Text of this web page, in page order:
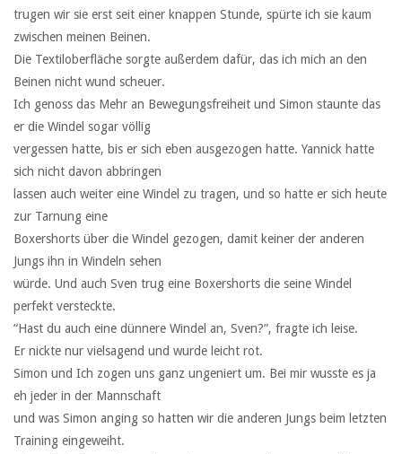
trugen wir sie erst seit einer knappen Stunde, spürte ich sie kaum
zwischen meinen Beinen.
Die Textiloberfläche sorgte außerdem dafür, das ich mich an den
Beinen nicht wund scheuer.
Ich genoss das Mehr an Bewegungsfreiheit und Simon staunte das
er die Windel sogar völlig
vergessen hatte, bis er sich eben ausgezogen hatte. Yannick hatte
sich nicht davon abbringen
lassen auch weiter eine Windel zu tragen, und so hatte er sich heute
zur Tarnung eine
Boxershorts über die Windel gezogen, damit keiner der anderen
Jungs ihn in Windeln sehen
würde. Und auch Sven trug eine Boxershorts die seine Windel
perfekt versteckte.
“Hast du auch eine dünnere Windel an, Sven?”, fragte ich leise.
Er nickte nur vielsagend und wurde leicht rot.
Simon und Ich zogen uns ganz ungeniert um. Bei mir wusste es ja
eh jeder in der Mannschaft
und was Simon anging so hatten wir die anderen Jungs beim letzten
Training eingeweiht.